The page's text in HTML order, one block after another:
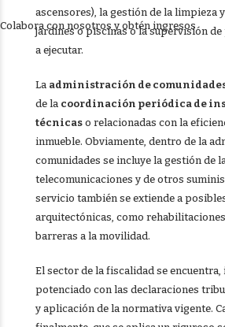
ascensores), la gestión de la limpieza
jardines o piscinas o la supervisión
a ejecutar.
La administración de
de la coordinación periódica de
técnicaso relacionadas con la
inmueble. Obviamente, dentro de la
comunidades se incluye la gestión de
telecomunicaciones y de otros
servicio también se extiende a
arquitectónicas, como
barreras a la movilidad.
El sector de la fiscalidad se encuentra,
potenciado con las declaraciones
y aplicación de la normativa vigente.
Colabora con nosotros y obtén ingresos